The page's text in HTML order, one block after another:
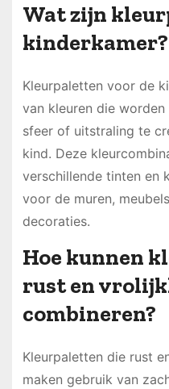
Wat zijn
kinderkamer?
Kleurpaletten voor de
van kleuren die
sfeer of uitstraling te
kind. Deze
verschillende tinten en
voor de muren,
decoraties.
Hoe kunnen
rust en
combineren?
Kleurpaletten die rust
maken gebruik van